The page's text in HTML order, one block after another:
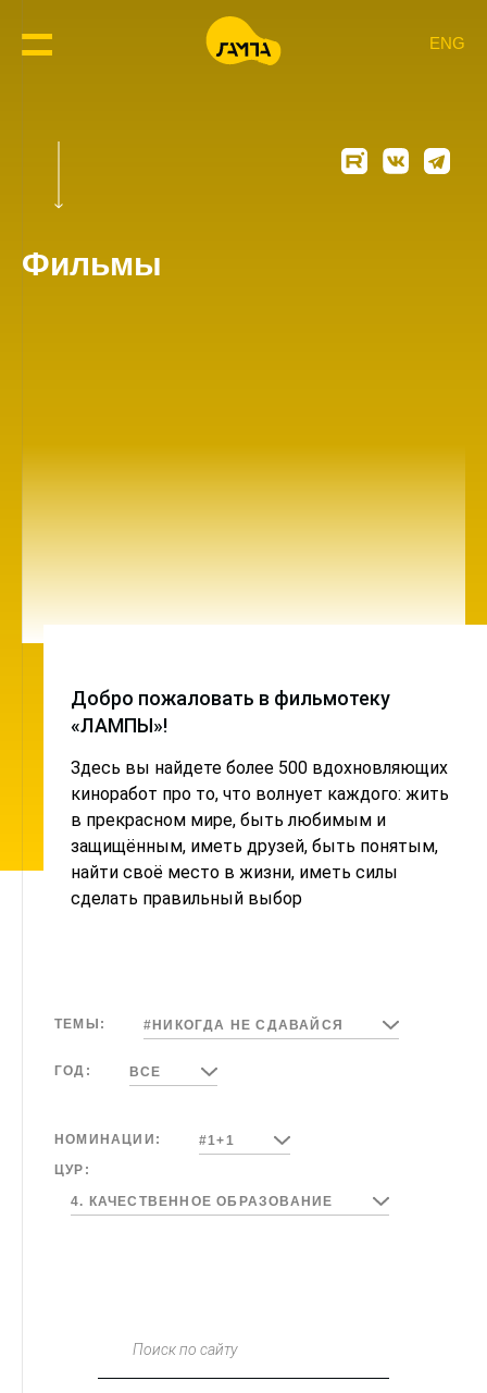
ENG
Фильмы
Добро пожаловать в фильмотеку
«ЛАМПЫ»!
Здесь вы найдете более 500 вдохновляющих
киноработ про то, что волнует каждого: жить
в прекрасном мире, быть любимым и
защищённым, иметь друзей, быть понятым,
найти своё место в жизни, иметь силы
сделать правильный выбор
ТЕМЫ: #НИКОГДА НЕ СДАВАЙСЯ
ГОД: ВСЕ
НОМИНАЦИИ:
#1+1
ЦУР:
4. КАЧЕСТВЕННОЕ ОБРАЗОВАНИЕ
Поиск по сайту